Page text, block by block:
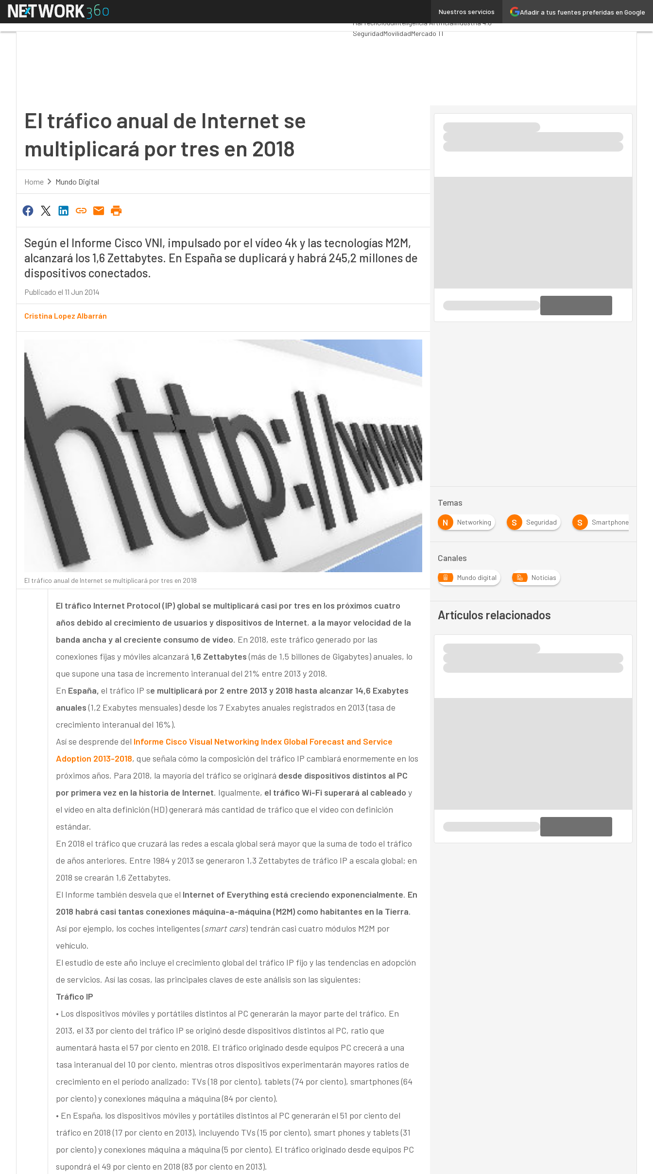
Añadir a tus fuentes preferidas en Google
Nuestros servicios
Menú
Administración Pública
MarTechCloudInteligencia ArtificialIndustria 4.0
SeguridadMovilidadMercado TI
El tráfico anual de Internet se
multiplicará por tres en 2018
Home Mundo Digital
Según el Informe Cisco VNI, impulsado por el vídeo 4k y las tecnologías M2M,
alcanzará los 1,6 Zettabytes. En España se duplicará y habrá 245,2 millones de
dispositivos conectados.
Publicado el 11 Jun 2014
Cristina Lopez Albarrán
El tráfico anual de Internet se multiplicará por tres en 2018
El tráfico Internet Protocol (IP) global se multiplicará casi por tres en los próximos cuatro
años debido al crecimiento de usuarios y dispositivos de Internet, a la mayor velocidad de la
banda ancha y al creciente consumo de vídeo. En 2018, este tráfico generado por las
conexiones fijas y móviles alcanzará 1,6 Zettabytes(más de 1,5 billones de Gigabytes) anuales, lo
que supone una tasa de incremento interanual del 21% entre 2013 y 2018.
En España, el tráfico IP se multiplicará por 2 entre 2013 y 2018 hasta alcanzar 14,6 Exabytes
anuales(1,2 Exabytes mensuales) desde los 7 Exabytes anuales registrados en 2013 (tasa de
crecimiento interanual del 16%).
Así se desprende del Informe Cisco Visual Networking Index Global Forecast and Service
Adoption 2013-2018, que señala cómo la composición del tráfico IP cambiará enormemente en los
próximos años. Para 2018, la mayoría del tráfico se originará desde dispositivos distintos al PC
por primera vez en la historia de Internet. Igualmente, el tráfico Wi-Fi superará al cableado y
el vídeo en alta definición (HD) generará más cantidad de tráfico que el vídeo con definición
estándar.
En 2018 el tráfico que cruzará las redes a escala global será mayor que la suma de todo el tráfico
de años anteriores. Entre 1984 y 2013 se generaron 1,3 Zettabytes de tráfico IP a escala global; en
2018 se crearán 1,6 Zettabytes.
El Informe también desvela que el Internet of Everything está creciendo exponencialmente. En
2018 habrá casi tantas conexiones máquina-a-máquina (M2M) como habitantes en la Tierra.
Así por ejemplo, los coches inteligentes (smart cars) tendrán casi cuatro módulos M2M por
vehículo.
El estudio de este año incluye el crecimiento global del tráfico IP fijo y las tendencias en adopción
de servicios. Así las cosas, las principales claves de este análisis son las siguientes:
Tráfico IP
• Los dispositivos móviles y portátiles distintos al PC generarán la mayor parte del tráfico. En
2013, el 33 por ciento del tráfico IP se originó desde dispositivos distintos al PC, ratio que
aumentará hasta el 57 por ciento en 2018. El tráfico originado desde equipos PC crecerá a una
tasa interanual del 10 por ciento, mientras otros dispositivos experimentarán mayores ratios de
crecimiento en el período analizado: TVs (18 por ciento), tablets (74 por ciento), smartphones (64
por ciento) y conexiones máquina a máquina (84 por ciento).
• En España, los dispositivos móviles y portátiles distintos al PC generarán el 51 por ciento del
tráfico en 2018 (17 por ciento en 2013), incluyendo TVs (15 por ciento), smart phones y tablets (31
por ciento) y conexiones máquina a máquina (5 por ciento). El tráfico originado desde equipos PC
supondrá el 49 por ciento en 2018 (83 por ciento en 2013).
Temas
internet N Networking S Seguridad S Smartphones
Canales
Mundo digital Noticias
Artículos relacionados